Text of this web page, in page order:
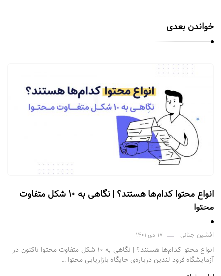
خواندن بعدی
انواع محتوا کدام‌ها هستند؟ | نگاهی به ۱۰ شکل متفاوت
محتوا
افشین جنانی ۱۷ دی ۱۴۰۱
انواع محتوا کدام‌ها هستند؟ | نگاهی به ۱۰ شکل متفاوت محتوا تاکنون در
آزمایشگاه فرود لندین درباره‌ی جایگاه بازاریابی محتوا …